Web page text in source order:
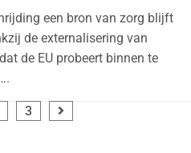
een bron van zorg blijft
de externalisering van
de EU probeert binnen te
3